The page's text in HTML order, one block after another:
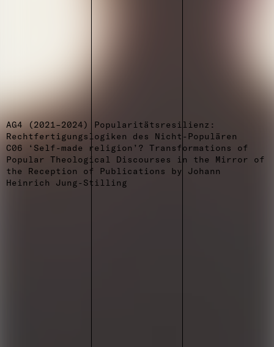
AG4 (2021–2024) Popularitätsresilienz:
Rechtfertigungslogiken des Nicht-Populären
C06 ‘Self-made religion’? Transformations of
Popular Theological Discourses in the Mirror of
the Reception of Publications by Johann
Heinrich Jung-Stilling